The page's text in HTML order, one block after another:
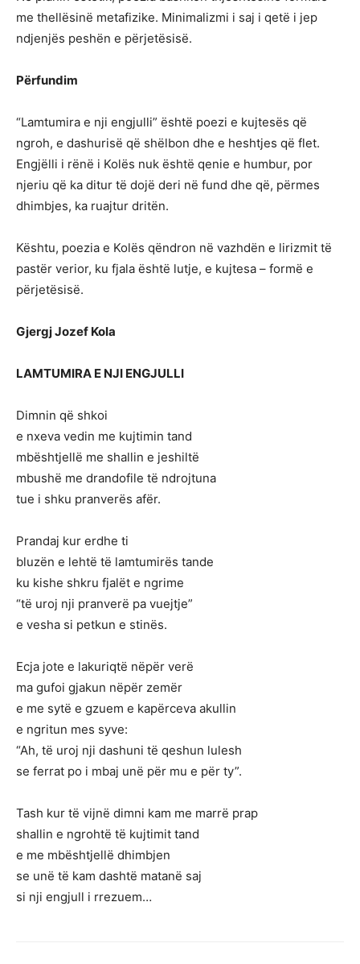
me thellësinë metafizike. Minimalizmi i saj i qetë i jep
ndjenjës peshën e përjetësisë.
Përfundim
“Lamtumira e nji engjulli” është poezi e kujtesës që
ngroh, e dashurisë që shëlbon dhe e heshtjes që flet.
Engjëlli i rënë i Kolës nuk është qenie e humbur, por
njeriu që ka ditur të dojë deri në fund dhe që, përmes
dhimbjes, ka ruajtur dritën.
Kështu, poezia e Kolës qëndron në vazhdën e lirizmit të
pastër verior, ku fjala është lutje, e kujtesa – formë e
përjetësisë.
Gjergj Jozef Kola
LAMTUMIRA E NJI ENGJULLI
Dimnin që shkoi
e nxeva vedin me kujtimin tand
mbështjellë me shallin e jeshiltë
mbushë me drandofile të ndrojtuna
tue i shku pranverës afër.
Prandaj kur erdhe ti
bluzën e lehtë të lamtumirës tande
ku kishe shkru fjalët e ngrime
“të uroj nji pranverë pa vuejtje”
e vesha si petkun e stinës.
Ecja jote e lakuriqtë nëpër verë
ma gufoi gjakun nëpër zemër
e me sytë e gzuem e kapërceva akullin
e ngritun mes syve:
“Ah, të uroj nji dashuni të qeshun lulesh
se ferrat po i mbaj unë për mu e për ty”.
Tash kur të vijnë dimni kam me marrë prap
shallin e ngrohtë të kujtimit tand
e me mbështjellë dhimbjen
se unë të kam dashtë matanë saj
si nji engjull i rrezuem…